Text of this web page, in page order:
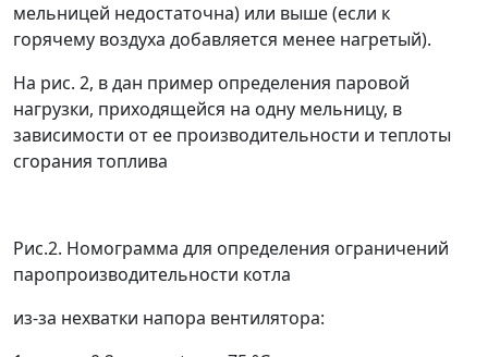
мельницей недостаточна) или выше (если к
горячему воздуха добавляется менее нагретый).
На рис. 2, в дан пример определения паровой
нагрузки, приходящейся на одну мельницу, в
зависимости от ее производительности и теплоты
сгорания топлива
Рис.2. Номограмма для определения ограничений
паропроизводительности котла
из-за нехватки напора вентилятора: